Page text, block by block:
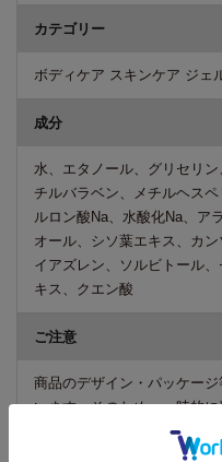
カテゴリー
ボディケア スキンケア ジェ
成分
水、エタノール、グリセリ
チルバラベン、メチルヘス
ルロン酸Na、水酸化Na、ア
オール、シソ葉エキス、カ
イアズレン、ソルビトール
キス、クエン酸
ご注意
商品のデザイン・パッケー
います。そのため、一時的
います。予めご了承くださ